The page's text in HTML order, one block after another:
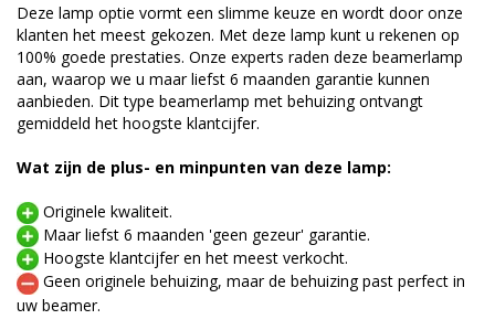
Deze lamp optie vormt een slimme keuze en wordt door onze
klanten het meest gekozen. Met deze lamp kunt u rekenen op
100% goede prestaties. Onze experts raden deze beamerlamp
aan, waarop we u maar liefst 6 maanden garantie kunnen
aanbieden. Dit type beamerlamp met behuizing ontvangt
gemiddeld het hoogste klantcijfer.
Wat zijn de plus- en minpunten van deze lamp:
Originele kwaliteit.
Maar liefst 6 maanden 'geen gezeur' garantie.
Hoogste klantcijfer en het meest verkocht.
Geen originele behuizing, maar de behuizing past perfect in
uw beamer.